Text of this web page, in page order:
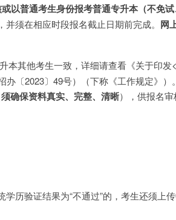
以普通考生身份报考普通专升本（不免
须在相应时段报名截止日期前完成。 网
本其他考生一致，详细请查看《关于印发
〔2023〕49号）（下称《工作规定》）
须确保资料真实、完整、清晰），供报名审
学历验证结果为“不通过”的，考生还须上